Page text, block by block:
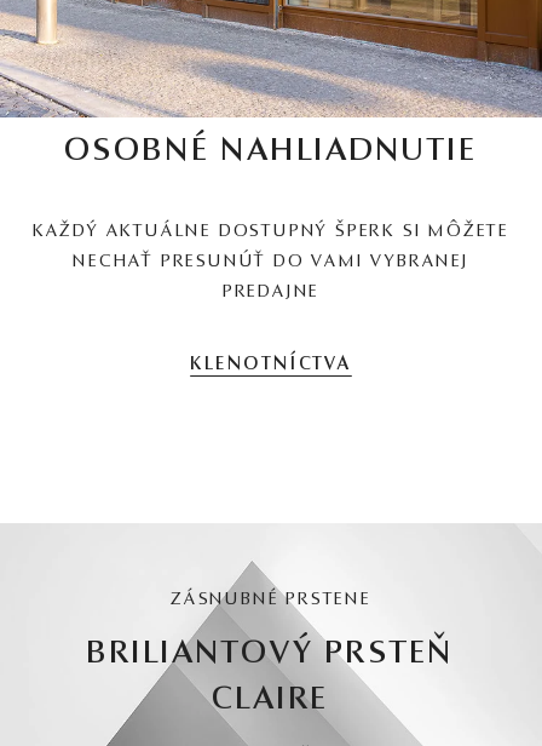
OSOBNÉ NAHLIADNUTIE
KAŽDÝ AKTUÁLNE DOSTUPNÝ ŠPERK SI MÔŽETE
NECHAŤ PRESUNÚŤ DO VAMI VYBRANEJ
PREDAJNE
KLENOTNÍCTVA
ZÁSNUBNÉ PRSTENE
BRILIANTOVÝ PRSTEŇ
CLAIRE